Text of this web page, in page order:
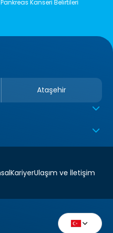
Kanseri Belirtileri
Ataşehir
KariyerUlaşım ve İletişim